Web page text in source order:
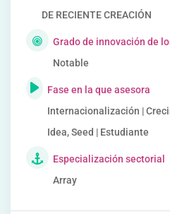
DE RECIENTE CREACIÓN
Grado de innovación de
Notable
Fase en la que asesora
Internacionalización |
Idea, Seed | Estudiante
Especialización sectorial
Array